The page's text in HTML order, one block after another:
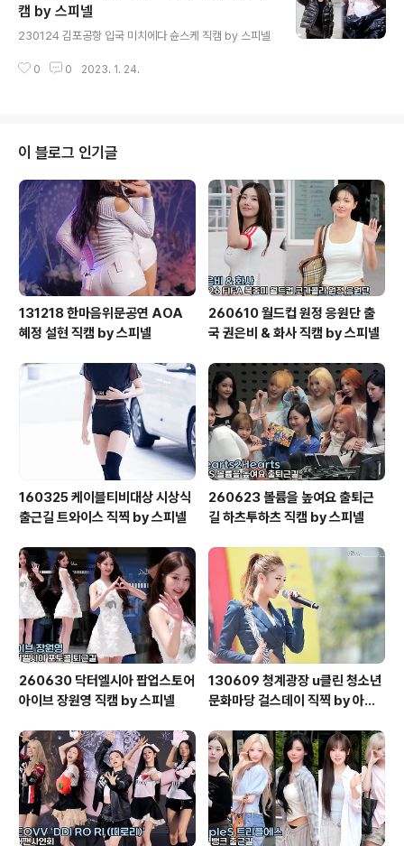
캠 by 스피넬
230124 김포공항 입국 미치에다 슌스케 직캠 by 스피넬
0 0 2023. 1. 24.
이 블로그 인기글
131218 한마음위문공연 AOA
혜정 설현 직캠 by 스피넬
260610 월드컵 원정 응원단 출
국 권은비 & 화사 직캠 by 스피넬
160325 케이블티비대상 시상식
출근길 트와이스 직찍 by 스피넬
260623 볼륨을 높여요 출퇴근
길 하츠투하츠 직캠 by 스피넬
260630 닥터엘시아 팝업스토어
아이브 장원영 직캠 by 스피넬
130609 청계광장 u클린 청소년
문화마당 걸스데이 직찍 by 아데